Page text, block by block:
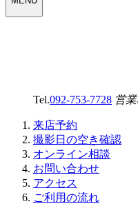
Tel.092-753-7728 営
来店予約
撮影日の空き確認
オンライン相談
お問い合わせ
アクセス
ご利用の流れ